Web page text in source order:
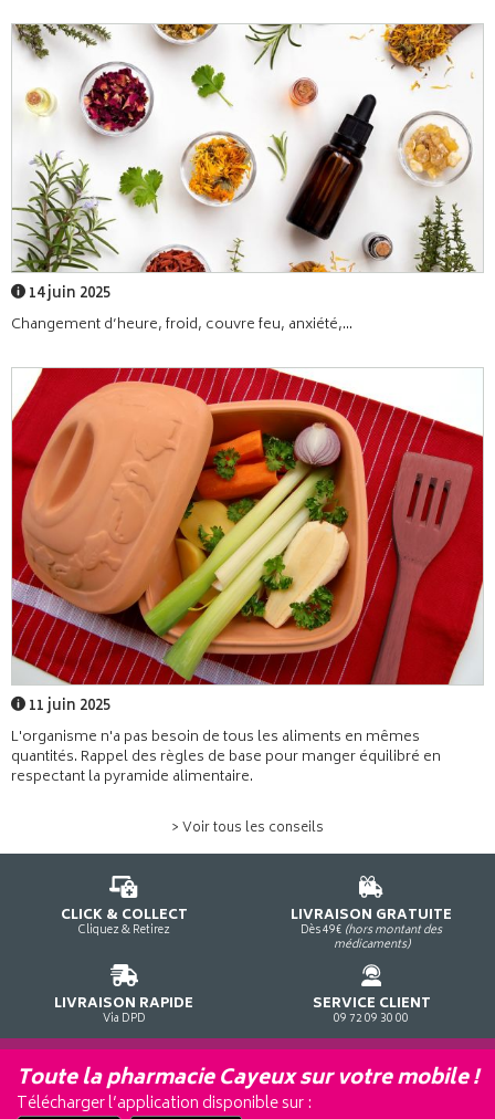
14 juin 2025
Changement d’heure, froid, couvre feu, anxiété,...
11 juin 2025
L'organisme n'a pas besoin de tous les aliments en mêmes
quantités. Rappel des règles de base pour manger équilibré en
respectant la pyramide alimentaire.
> Voir tous les conseils
CLICK & COLLECT
Cliquez & Retirez
LIVRAISON GRATUITE
Dès 49€ (hors montant des
médicaments)
LIVRAISON RAPIDE
Via DPD
SERVICE CLIENT
09 72 09 30 00
Toute la pharmacie Cayeux sur votre mobile !
Télécharger l’application disponible sur :